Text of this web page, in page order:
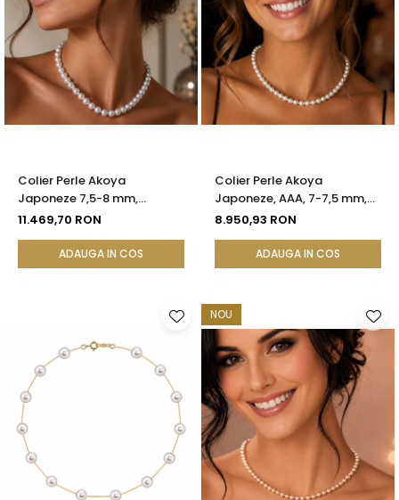
Colier Perle Akoya
Japoneze 7,5-8 mm,
Calitate AAA, Închizătoare
11.469,70 RON
ADAUGA IN COS
Colier Perle Akoya
Japoneze, AAA, 7-7,5 mm,
Aur Alb 14K | KASKADDA®
8.950,93 RON
ADAUGA IN COS
NOU